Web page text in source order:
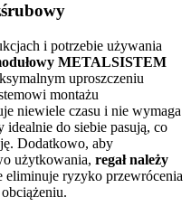
i potrzebie używania
METALSISTEM
uproszczeniu
montażu
niewiele czasu i nie wymaga
idealnie do siebie pasują, co
Dodatkowo, aby
użytkowania, regał należy
eliminuje ryzyko przewrócenia